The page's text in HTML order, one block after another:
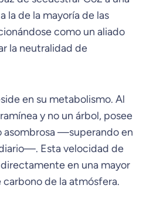
la de la mayoría de las
como un aliado
la neutralidad de
en su metabolismo. Al
y no un árbol, posee
asombrosa —superando en
Esta velocidad de
en una mayor
de la atmósfera.